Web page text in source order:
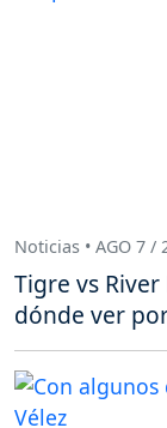
Noticias • AGO 7 /
Tigre vs
dónde ver